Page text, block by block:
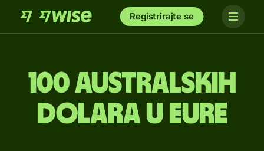
Registrirajte se
100 australskih
dolara u eure